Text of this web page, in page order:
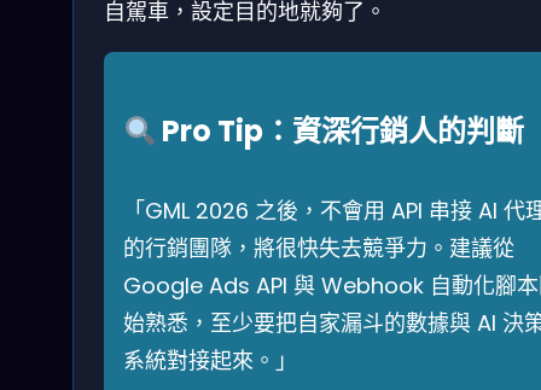
自駕車，設定目的地就夠了。
Pro Tip：資深行銷人的判斷
「GML 2026 之後，不會用 API 串接 AI 代
的行銷團隊，將很快失去競爭力。建議從
Google Ads API 與 Webhook 自動化腳
始熟悉，至少要把自家漏斗的數據與 AI 決
系統對接起來。」